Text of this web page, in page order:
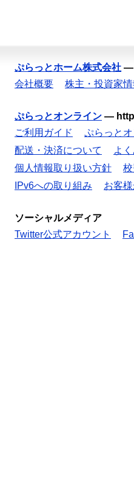
ぷらっとホーム株式会社 —
会社概要
株主・投資家情
ぷらっとオンライン —
ご利用ガイド
ぷらっと
配送・決済について
よ
個人情報取り扱い方針
IPv6への取り組み
お客
ソーシャルメディア
Twitter公式アカウント